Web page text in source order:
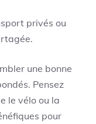
privés ou
une bonne
Pensez
le vélo ou la
pour